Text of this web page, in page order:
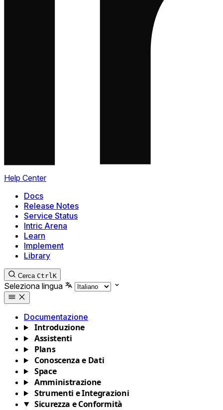
Help Center
Docs
Release Notes
Service Status
Intric Arena
Learn
Implement
Library
Cerca CtrlK
Seleziona lingua
Documentazione
Introduzione
Assistenti
Plans
Conoscenza e Dati
Space
Amministrazione
Strumenti e Integrazioni
Sicurezza e Conformità